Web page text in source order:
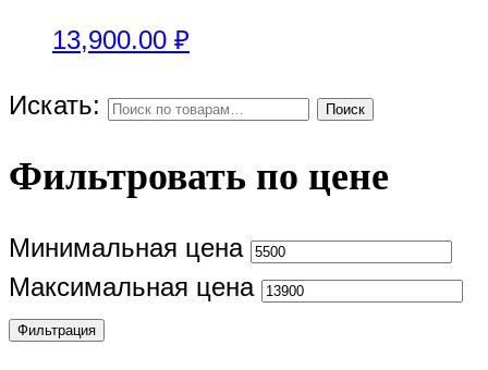
13,900.00 ₽
Искать: Поиск
Фильтровать по цене
Минимальная цена
Максимальная цена
Фильтрация